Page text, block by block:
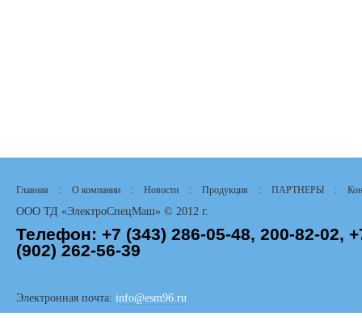
Главная : О компании : Новости : Продукция : ПАРТНЕРЫ :
ООО ТД «ЭлектроСпецМаш» © 2012 г.
Телефон: +7 (343) 286-05-48, 200-82-02,
(902) 262-56-39
Электронная почта: info@esm96.ru